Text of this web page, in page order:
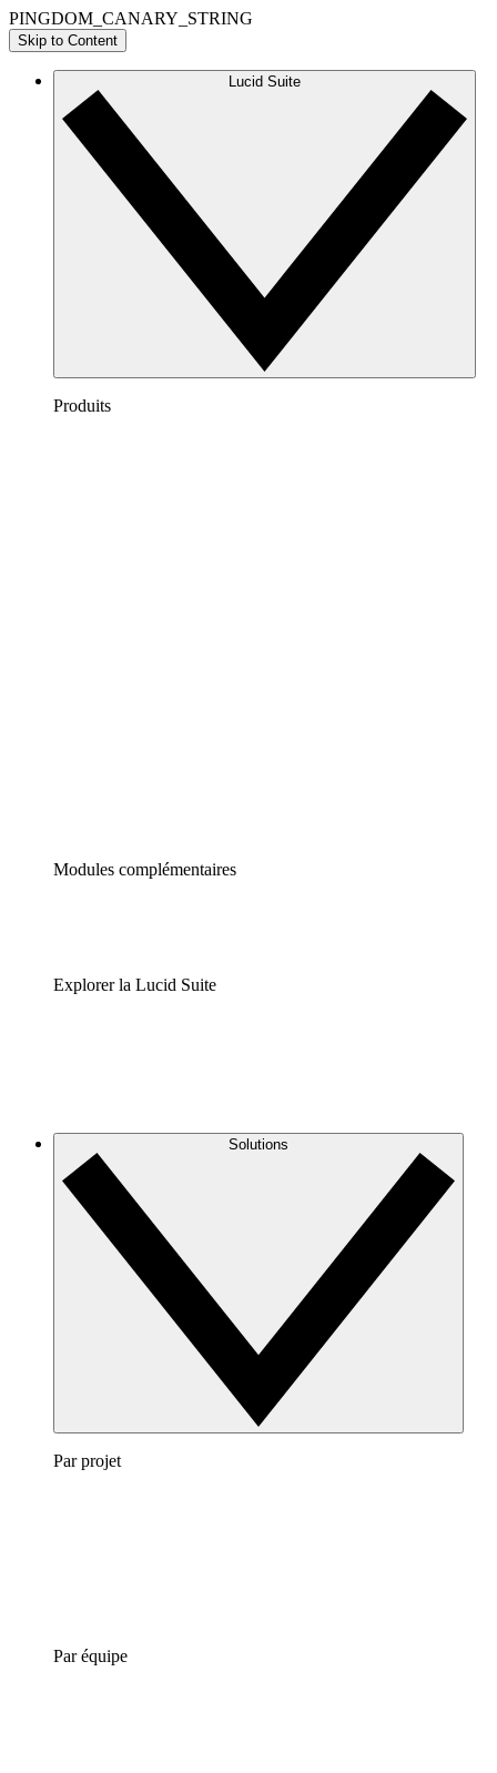
PINGDOM_CANARY_STRING
Skip to Content
Lucid Suite
Produits
Modules complémentaires
Explorer la Lucid Suite
Solutions
Par projet
Par équipe